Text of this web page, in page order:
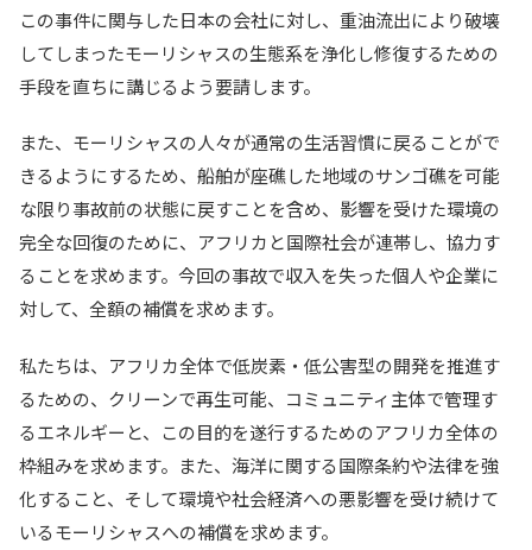
この事件に関与した日本の会社に対し、重油流出により破壊
してしまったモーリシャスの生態系を浄化し修復するための
手段を直ちに講じるよう要請します。
また、モーリシャスの人々が通常の生活習慣に戻ることがで
きるようにするため、船舶が座礁した地域のサンゴ礁を可能
な限り事故前の状態に戻すことを含め、影響を受けた環境の
完全な回復のために、アフリカと国際社会が連帯し、協力す
ることを求めます。今回の事故で収入を失った個人や企業に
対して、全額の補償を求めます。
私たちは、アフリカ全体で低炭素・低公害型の開発を推進す
るための、クリーンで再生可能、コミュニティ主体で管理す
るエネルギーと、この目的を遂行するためのアフリカ全体の
枠組みを求めます。また、海洋に関する国際条約や法律を強
化すること、そして環境や社会経済への悪影響を受け続けて
いるモーリシャスへの補償を求めます。